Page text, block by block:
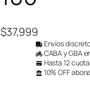
$37,999
Envíos
CABA y GBA
Hasta 12
10% OFF